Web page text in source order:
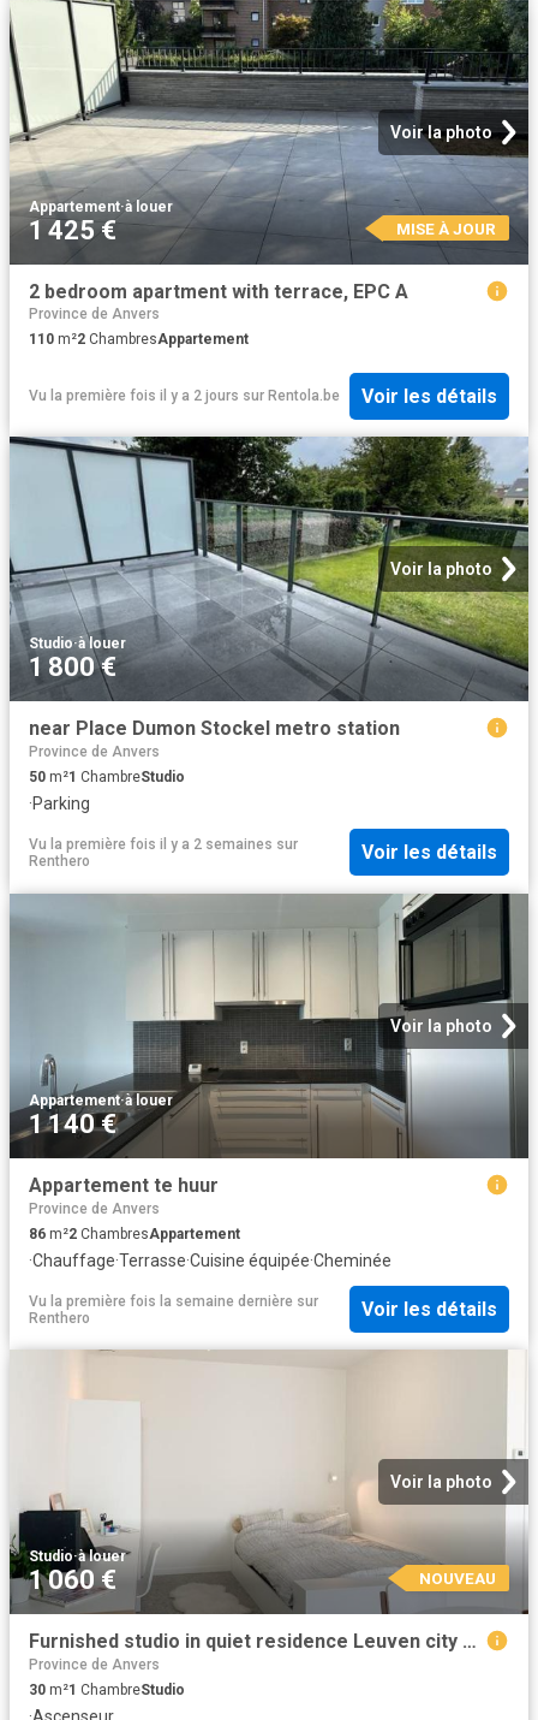
Voir la photo
Appartement·à louer
1 425 € MISE À JOUR
2 bedroom apartment with terrace, EPC A
Province de Anvers
110 m²2 ChambresAppartement
Vu la première fois il y a 2 jours sur Rentola.be Voir les détails
Voir la photo
Studio·à louer
1 800 €
near Place Dumon Stockel metro station
Province de Anvers
50 m²1 ChambreStudio
·Parking
Vu la première fois il y a 2 semaines sur
Renthero
Voir les détails
Voir la photo
Appartement·à louer
1 140 €
Appartement te huur
Province de Anvers
86 m²2 ChambresAppartement
·Chauffage·Terrasse·Cuisine équipée·Cheminée
Vu la première fois la semaine dernière sur
Renthero
Voir les détails
Voir la photo
Studio·à louer
1 060 € NOUVEAU
Furnished studio in quiet residence Leuven city centre
Province de Anvers
30 m²1 ChambreStudio